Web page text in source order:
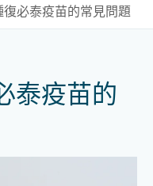
復必泰疫苗的常見問題
泰疫苗的